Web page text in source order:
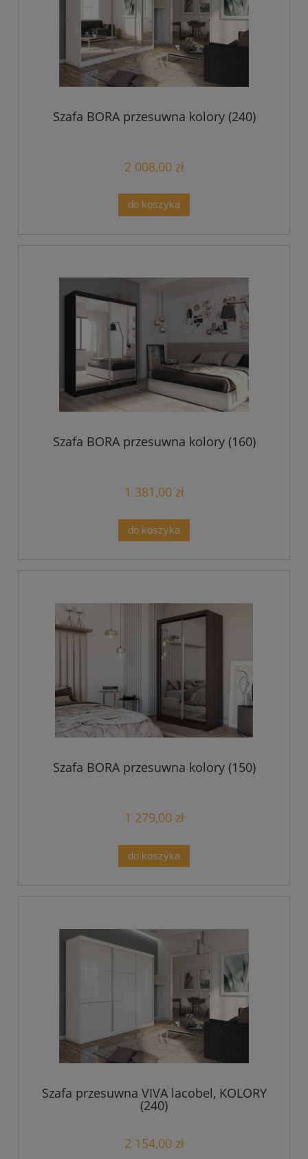
Szafa BORA przesuwna kolory (240)
2 008,00 zł
do koszyka
Szafa BORA przesuwna kolory (160)
1 381,00 zł
do koszyka
Szafa BORA przesuwna kolory (150)
1 279,00 zł
do koszyka
Szafa przesuwna VIVA lacobel, KOLORY
(240)
2 154,00 zł